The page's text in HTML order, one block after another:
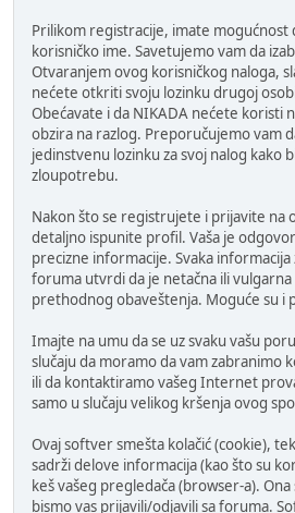
Prilikom registracije, imate mogućnost
korisničko ime. Savetujemo vam da
Otvaranjem ovog korisničkog naloga,
nećete otkriti svoju lozinku drugoj
Obećavate i da NIKADA nećete koristi
obzira na razlog. Preporučujemo vam
jedinstvenu lozinku za svoj nalog kako
zloupotrebu.
Nakon što se registrujete i prijavite na
detaljno ispunite profil. Vaša je
precizne informacije. Svaka informacija
foruma utvrdi da je netačna ili vulgarna
prethodnog obaveštenja. Moguće su i
Imajte na umu da se uz svaku vašu
slučaju da moramo da vam zabranimo
ili da kontaktiramo vašeg Internet
samo u slučaju velikog kršenja ovog
Ovaj softver smešta kolačić (cookie),
sadrži delove informacija (kao što su
keš vašeg pregledača (browser-a).
bismo vas prijavili/odjavili sa foruma.